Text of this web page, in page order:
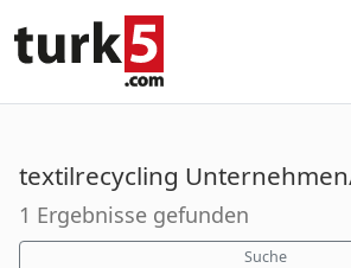
textilrecycling
1 Ergebnisse gefunden
Suche